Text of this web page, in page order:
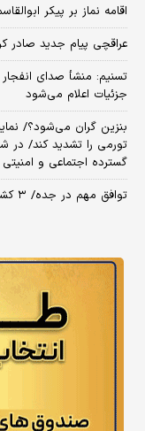
اقامه نماز بر پیکر
عراقچی پیام جدید صادر
تسنیم: منشأ صدای
جزئیات اعلام می‌شود
بنزین گران می‌شود؟/
تورمی را تشدید کند/ در
گسترده اجتماعی و
توافق مهم در جده/ ۳ کشور منطقه توافقنامه نظامی امضا می‌کنند